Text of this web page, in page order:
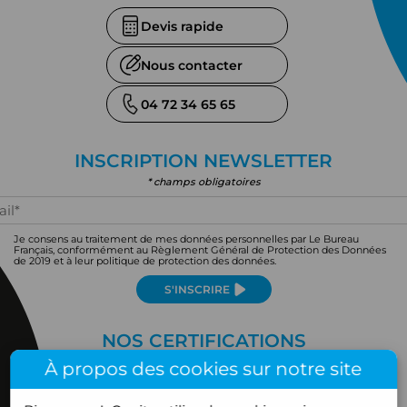
Devis rapide
Nous contacter
04 72 34 65 65
INSCRIPTION NEWSLETTER
* champs obligatoires
Je consens au traitement de mes données personnelles par Le Bureau
Français, conformément au Règlement Général de Protection des Données
de 2019 et à leur politique de protection des données.
S'INSCRIRE
NOS CERTIFICATIONS
À propos des cookies sur notre site